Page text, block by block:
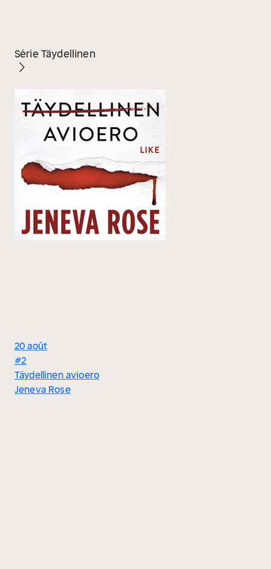
Série Täydellinen
20 août
#2
Täydellinen avioero
Jeneva Rose